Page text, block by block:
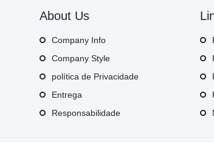
About Us
Company Info
Company Style
política de Privacidade
Entrega
Responsabilidade